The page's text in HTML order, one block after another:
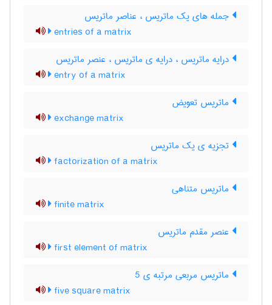
جمله های یک ماتریس ، عناصر ماتریس
entries of a matrix
درایه ماتریس ، درایه ی ماتریس ، عنصر ماتریس
entry of a matrix
ماتریس تعویض
exchange matrix
تجزیه ی یک ماتریس
factorization of a matrix
ماتریس متناهی
finite matrix
عنصر مقدم ماتریس
first element of matrix
ماتریس مربعی مرتبه ی 5
five square matrix